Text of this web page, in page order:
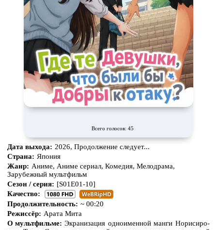
Всего голосов: 45
Дата выхода: 2026, Продолжение следует...
Страна: Япония
Жанр: Аниме, Аниме сериал, Комедия, Мелодрама,
Зарубежный мультфильм
Сезон / серия: [S01E01-10]
Качество:
Продолжительность: ~ 00:20
Режиссёр: Арата Мита
О мультфильме: Экранизация одноименной манги Норисиро-